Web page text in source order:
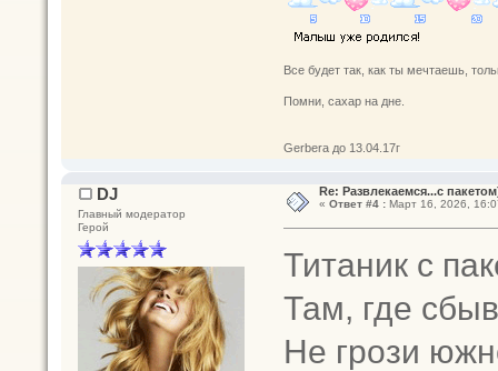
Все будет так, как ты мечтаешь,
Помни, сахар на дне.
Gerbera до 13.04.17г
DJ
Главный модератор
Герой
Re: Развлекаемся...с
« Ответ #4 :Март 16, 2026,
Титаник с
Там, где
Не грози